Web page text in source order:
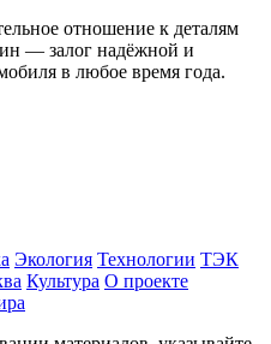
отношение к деталям
— залог надёжной и
в любое время года.
Экология Технологии ТЭК
Культура О проекте